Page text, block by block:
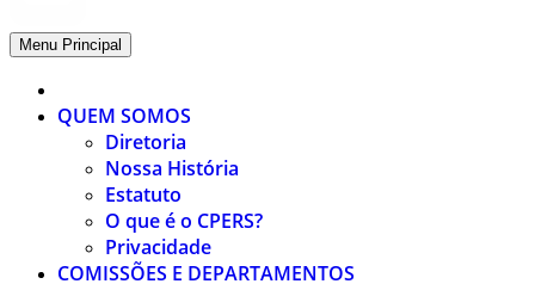
Menu Principal
QUEM SOMOS
Diretoria
Nossa História
Estatuto
O que é o CPERS?
Privacidade
COMISSÕES E DEPARTAMENTOS